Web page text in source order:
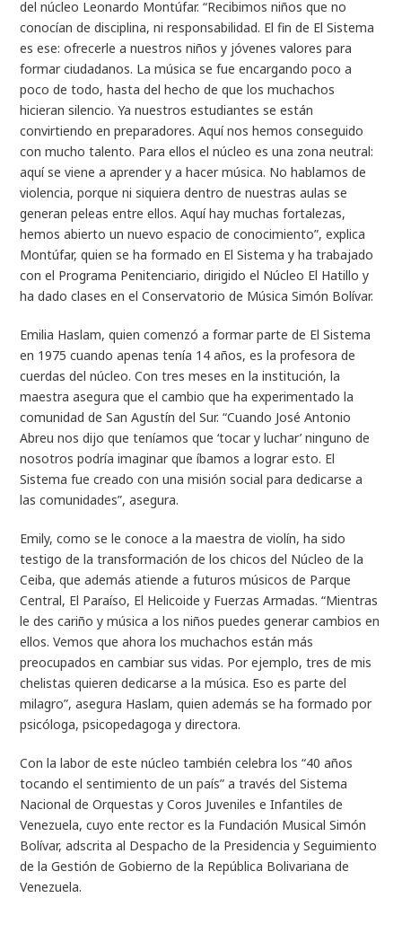
del núcleo Leonardo Montúfar. “Recibimos niños que no
conocían de disciplina, ni responsabilidad. El fin de El Sistema
es ese: ofrecerle a nuestros niños y jóvenes valores para
formar ciudadanos. La música se fue encargando poco a
poco de todo, hasta del hecho de que los muchachos
hicieran silencio. Ya nuestros estudiantes se están
convirtiendo en preparadores. Aquí nos hemos conseguido
con mucho talento. Para ellos el núcleo es una zona neutral:
aquí se viene a aprender y a hacer música. No hablamos de
violencia, porque ni siquiera dentro de nuestras aulas se
generan peleas entre ellos. Aquí hay muchas fortalezas,
hemos abierto un nuevo espacio de conocimiento”, explica
Montúfar, quien se ha formado en El Sistema y ha trabajado
con el Programa Penitenciario, dirigido el Núcleo El Hatillo y
ha dado clases en el Conservatorio de Música Simón Bolívar.
Emilia Haslam, quien comenzó a formar parte de El Sistema
en 1975 cuando apenas tenía 14 años, es la profesora de
cuerdas del núcleo. Con tres meses en la institución, la
maestra asegura que el cambio que ha experimentado la
comunidad de San Agustín del Sur. “Cuando José Antonio
Abreu nos dijo que teníamos que ‘tocar y luchar’ ninguno de
nosotros podría imaginar que íbamos a lograr esto. El
Sistema fue creado con una misión social para dedicarse a
las comunidades”, asegura.
Emily, como se le conoce a la maestra de violín, ha sido
testigo de la transformación de los chicos del Núcleo de la
Ceiba, que además atiende a futuros músicos de Parque
Central, El Paraíso, El Helicoide y Fuerzas Armadas. “Mientras
le des cariño y música a los niños puedes generar cambios en
ellos. Vemos que ahora los muchachos están más
preocupados en cambiar sus vidas. Por ejemplo, tres de mis
chelistas quieren dedicarse a la música. Eso es parte del
milagro”, asegura Haslam, quien además se ha formado por
psicóloga, psicopedagoga y directora.
Con la labor de este núcleo también celebra los “40 años
tocando el sentimiento de un país” a través del Sistema
Nacional de Orquestas y Coros Juveniles e Infantiles de
Venezuela, cuyo ente rector es la Fundación Musical Simón
Bolívar, adscrita al Despacho de la Presidencia y Seguimiento
de la Gestión de Gobierno de la República Bolivariana de
Venezuela.